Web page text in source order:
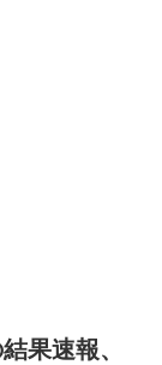
果速報、